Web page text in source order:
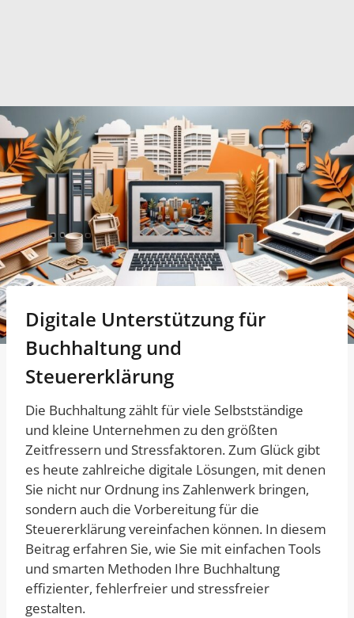
Digitale Unterstützung für
Buchhaltung und
Steuererklärung
Die Buchhaltung zählt für viele Selbstständige
und kleine Unternehmen zu den größten
Zeitfressern und Stressfaktoren. Zum Glück gibt
es heute zahlreiche digitale Lösungen, mit denen
Sie nicht nur Ordnung ins Zahlenwerk bringen,
sondern auch die Vorbereitung für die
Steuererklärung vereinfachen können. In diesem
Beitrag erfahren Sie, wie Sie mit einfachen Tools
und smarten Methoden Ihre Buchhaltung
effizienter, fehlerfreier und stressfreier
gestalten.